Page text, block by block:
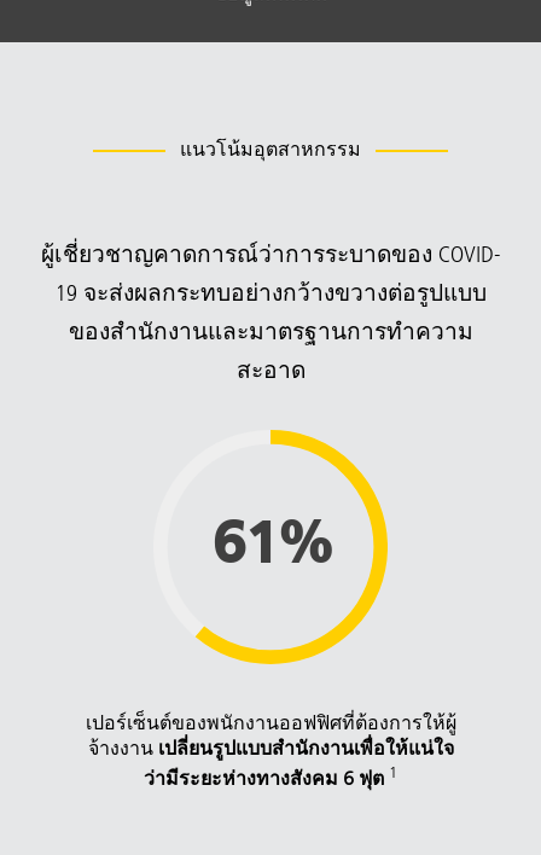
แนวโน้มอุตสาหกรรม
ผู้เชี่ยวชาญคาดการณ์ว่าการระบาดของ COVID-
19 จะส่งผลกระทบอย่างกว้างขวางต่อรูปแบบ
ของสำนักงานและมาตรฐานการทำความ
สะอาด
61%
เปอร์เซ็นต์ของพนักงานออฟฟิศที่ต้องการให้ผู้
จ้างงาน เปลี่ยนรูปแบบสำนักงานเพื่อให้แน่ใจ
ว่ามีระยะห่างทางสังคม 6 ฟุต 1